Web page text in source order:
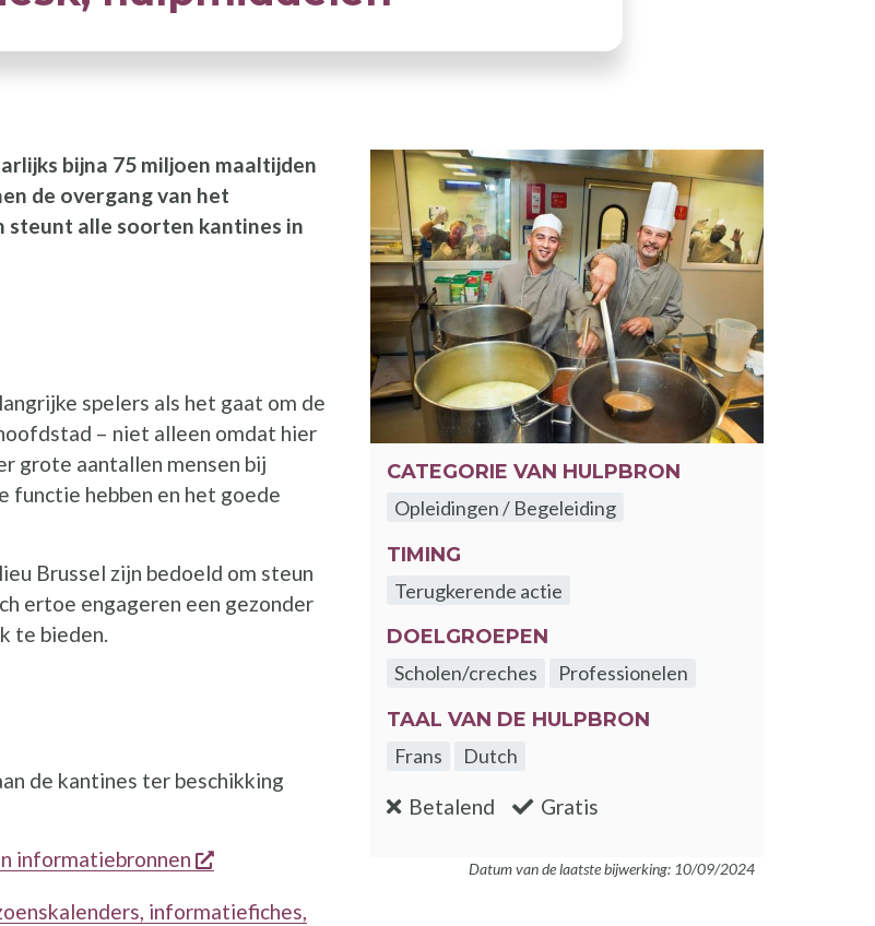
bijna 75 miljoen maaltijden
de overgang van het
steunt alle soorten kantines in
spelers als het gaat om de
– niet alleen omdat hier
grote aantallen mensen bij
functie hebben en het goede
Brussel zijn bedoeld om steun
ertoe engageren een gezonder
te bieden.
de kantines ter beschikking
informatiebronnen
opent een nieuw venster
informatiefiches,
CATEGORIE VAN HULPBRON
Opleidingen / Begeleiding
TIMING
Terugkerende actie
DOELGROEPEN
Scholen/creches
Professionelen
TAAL VAN DE HULPBRON
Frans
Dutch
Betalend :nee Gratis
Datum van de laatste bijwerking: 10/09/2024